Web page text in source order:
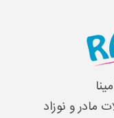
و نوزاد